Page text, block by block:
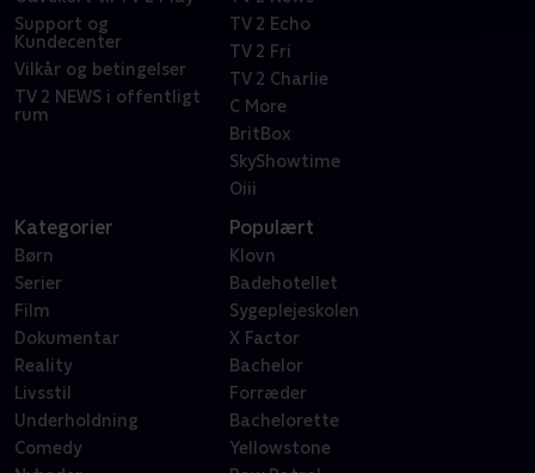
Support og
Kundecenter
Vilkår og betingelser
TV 2 NEWS i offentligt
rum
TV 2 Echo
TV 2 Fri
TV 2 Charlie
C More
BritBox
SkyShowtime
Oiii
Kategorier
Børn
Serier
Film
Dokumentar
Reality
Livsstil
Underholdning
Comedy
Populært
Klovn
Badehotellet
Sygeplejeskolen
X Factor
Bachelor
Forræder
Bachelorette
Yellowstone